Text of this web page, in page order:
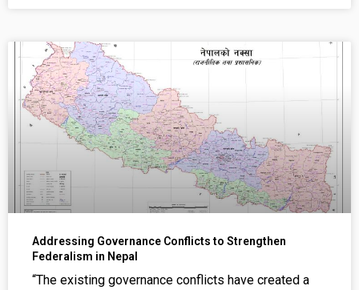
Addressing Governance Conflicts to Strengthen
Federalism in Nepal
“The existing governance conflicts have created a